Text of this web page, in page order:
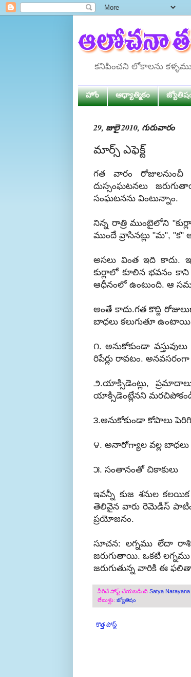
కనిపించని లోకాలను
హోం ఆధ్యాత్మికం
29, జులై 2010, గురువారం
మార్స్ ఎఫెక్ట్
గత వారం రోజులనుంచీ
దుస్సంఘటనలు
సంఘటనను వింటున్నాం.
నిన్న రాత్రి ముంబైలోని
ముందే వ్రాసినట్లు "మ",
అసలు వింత ఇది కాదు.
కుర్లాలో కూలిన భవనం
ఆధీనంలో ఉంటుంది. ఆ
అంతే కాదు.గతకొద్ది
బాధలు కలుగుతూ
౧. అనుకోకుండా
రిపేర్లు రావటం.
౨.యాక్సిడెంట్లు,
యాక్సిడెంట్లేనని
౩.అనుకోకుండా కోపాలు
౪. అనారోగ్యాల వల్ల బాధలు
౫. సంతానంతో చికాకులు
ఇవన్నీ కుజ శనుల
తెలివైన వారు రెమెడీస్
ప్రయోజనం.
సూచన: లగ్నము లేదా
జరుగుతాయి. ఒకటి
జరుగుతున్న వారికి ఈ
వీరిచే పోస్ట్ చేయబడింది Satya Narayana
లేబుళ్లు: జ్యోతిషం
కొత్త పోస్ట్